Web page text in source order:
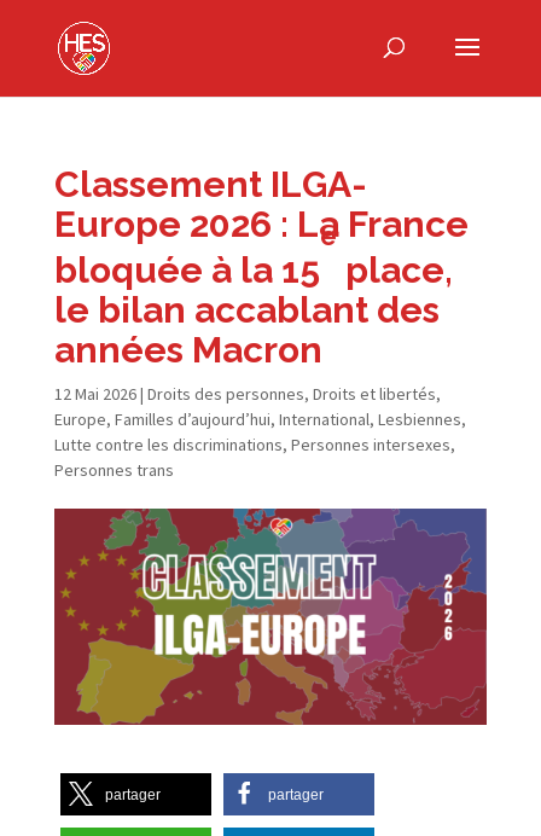
Classement ILGA-​
Europe 2026 : La France
bloquée à la 15
e
place,
le bilan accablant des
années Macron
12 Mai 2026| Droits des personnes, Droits et libertés,
Europe, Familles d’aujourd’hui, International, Lesbiennes,
Lutte contre les discriminations, Personnes intersexes,
Personnes trans
partager partager